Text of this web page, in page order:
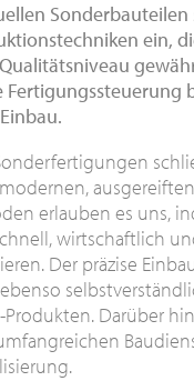
ein,
Fertigungssteuerung
ausgereiften
erlauben es uns,
wirtschaftlich
Der präzise
Darüber